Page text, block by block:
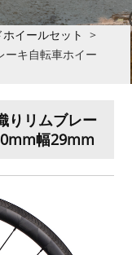
ホイールセット
>
ーキ自転車ホイー
りリムブレー
幅29mm